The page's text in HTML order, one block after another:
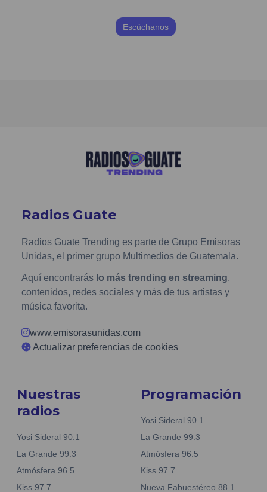
Escúchanos
Radios Guate
Radios Guate Trending es parte de Grupo Emisoras
Unidas, el primer grupo Multimedios de Guatemala.
Aquí encontrarás lo más trending en streaming,
contenidos, redes sociales y más de tus artistas y
música favorita.
www.emisorasunidas.com
Actualizar preferencias de cookies
Nuestras
radios
Yosi Sideral 90.1
La Grande 99.3
Atmósfera 96.5
Kiss 97.7
Programación
Yosi Sideral 90.1
La Grande 99.3
Atmósfera 96.5
Kiss 97.7
Nueva Fabuestéreo 88.1